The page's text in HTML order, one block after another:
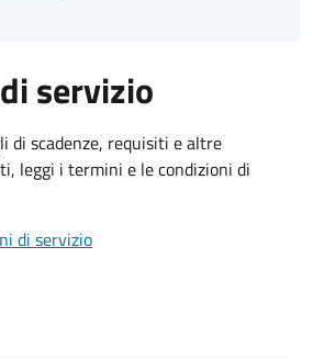
servizio
di scadenze, requisiti e altre
leggi i termini e le condizioni di
di servizio